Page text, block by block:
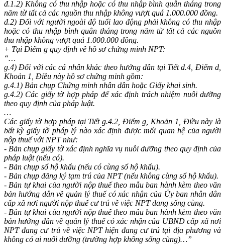
đ.1.2) Không có thu nhập hoặc có thu nhập bình quân tháng trong
năm từ tất cả các nguồn thu nhập không vượt quá 1.000.000 đồng.
đ.2) Đối với người ngoài độ tuổi lao động phải không có thu nhập
hoặc có thu nhập bình quân tháng trong năm từ tất cả các nguồn
thu nhập không vượt quá 1.000.000 đồng.
+ Tại Điểm g quy định về hồ sơ chứng minh NPT:
“…
g.4) Đối với các cá nhân khác theo hướng dẫn tại Tiết d.4, Điểm d,
Khoản 1, Điều này hồ sơ chứng minh gồm:
g.4.1) Bản chụp Chứng minh nhân dân hoặc Giấy khai sinh.
g.4.2) Các giấy tờ hợp pháp để xác định trách nhiệm nuôi dưỡng
theo quy định của pháp luật.
…
Các giấy tờ hợp pháp tại Tiết g.4.2, Điểm g, Khoản 1, Điều này là
bất kỳ giấy tờ pháp lý nào xác định được mối quan hệ của người
nộp thuế với NPT như:
- Bản chụp giấy tờ xác định nghĩa vụ nuôi dưỡng theo quy định của
pháp luật (nếu có).
- Bản chụp sổ hộ khẩu (nếu có cùng sổ hộ khẩu).
- Bản chụp đăng ký tạm trú của NPT (nếu không cùng sổ hộ khẩu).
- Bản tự khai của người nộp thuế theo mẫu ban hành kèm theo văn
bản hướng dẫn về quản lý thuế có xác nhận của Ủy ban nhân dân
cấp xã nơi người nộp thuế cư trú về việc NPT đang sống cùng.
- Bản tự khai của người nộp thuế theo mẫu ban hành kèm theo văn
bản hướng dẫn về quản lý thuế có xác nhận của UBND cấp xã nơi
NPT đang cư trú về việc NPT hiện đang cư trú tại địa phương và
không có ai nuôi dưỡng (trường hợp không sống cùng)…”